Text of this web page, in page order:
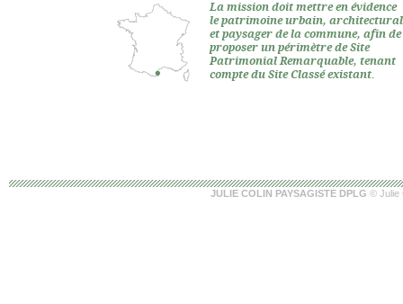
La mission doit mettre en évidence
le patrimoine urbain, architectural
et paysager de la commune, afin de
proposer un périmètre de Site
Patrimonial Remarquable, tenant
compte du Site Classé existant.
JULIE COLIN PAYSAGISTE DPLG © Julie